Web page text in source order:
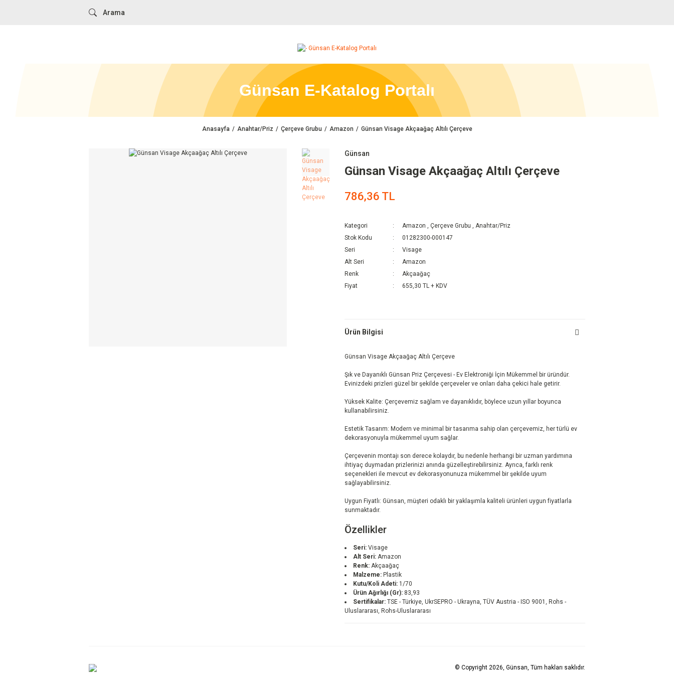
Günsan E-Katalog Portalı
Anasayfa Anahtar/Priz Çerçeve Grubu Amazon Günsan Visage Akçaağaç Altılı Çerçeve
Günsan
Günsan Visage Akçaağaç Altılı Çerçeve
786,36 TL
Kategori Amazon , Çerçeve Grubu , Anahtar/Priz
Stok Kodu
01282300-000147
Seri
Visage
Alt Seri
Amazon
Renk
Akçaağaç
Fiyat
655,30 TL + KDV
Ürün Bilgisi
Günsan Visage Akçaağaç Altılı Çerçeve
Şık ve Dayanıklı Günsan Priz Çerçevesi - Ev Elektroniği İçin Mükemmel bir üründür.
Evinizdeki prizleri güzel bir şekilde çerçeveler ve onları daha çekici hale getirir.
Yüksek Kalite: Çerçevemiz sağlam ve dayanıklıdır, böylece uzun yıllar boyunca
kullanabilirsiniz.
Estetik Tasarım: Modern ve minimal bir tasarıma sahip olan çerçevemiz, her türlü ev
dekorasyonuyla mükemmel uyum sağlar.
Çerçevenin montajı son derece kolaydır, bu nedenle herhangi bir uzman yardımına
ihtiyaç duymadan prizlerinizi anında güzelleştirebilirsiniz. Ayrıca, farklı renk
seçenekleri ile mevcut ev dekorasyonunuza mükemmel bir şekilde uyum
sağlayabilirsiniz.
Uygun Fiyatlı: Günsan, müşteri odaklı bir yaklaşımla kaliteli ürünleri uygun fiyatlarla
sunmaktadır.
Özellikler
Seri: Visage
Alt Seri: Amazon
Renk: Akçaağaç
Malzeme: Plastik
Kutu/Koli Adeti: 1/70
Ürün Ağırlığı (Gr): 83,93
Sertifikalar: TSE - Türkiye, UkrSEPRO - Ukrayna, TÜV Austria - ISO 9001, Rohs -
Uluslararası, Rohs-Uluslararası
© Copyright 2026, Günsan, Tüm hakları saklıdır.